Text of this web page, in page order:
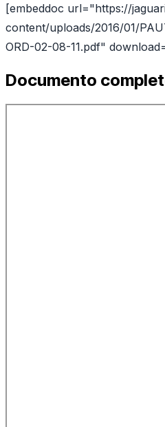
[embeddoc url="https://
content/uploads/2016/01/
ORD-02-08-11.pdf"
Documento